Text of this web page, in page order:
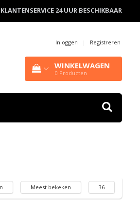
KLANTENSERVICE 24 UUR BESCHIKBAAR
Inloggen | Registreren
WINKELWAGEN
0 Producten
Meest bekeken 36